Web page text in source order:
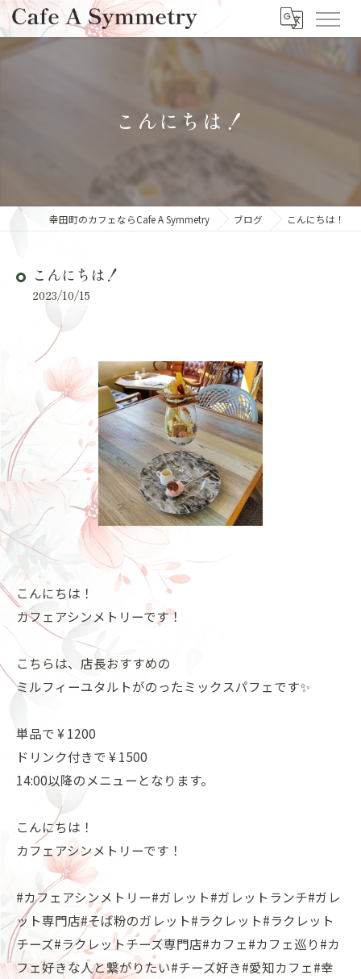
こんにちは！
幸田町のカフェならCafe A Symmetry ブログ こんにちは！
こんにちは！
2023/10/15
こんにちは！
カフェアシンメトリーです！
こちらは、店長おすすめの
ミルフィーユタルトがのったミックスパフェです✨
単品で ¥ 1200
ドリンク付きで ¥ 1500
14:00以降のメニューとなります。
こんにちは！
カフェアシンメトリーです！
#カフェアシンメトリー#ガレット#ガレットランチ#ガレ
ット専門店#そば粉のガレット#ラクレット#ラクレット
チーズ#ラクレットチーズ専門店#カフェ#カフェ巡り#カ
フェ好きな人と繋がりたい#チーズ好き#愛知カフェ#幸